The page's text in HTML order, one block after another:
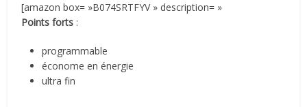
[amazon box= »B074SRTFYV » description= »
Points forts :
programmable
économe en énergie
ultra fin